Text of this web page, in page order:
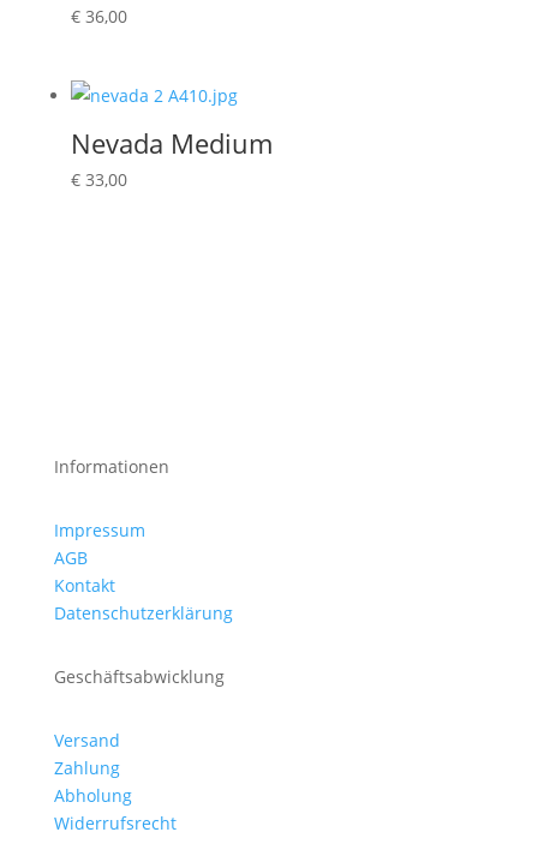
€36,00
Nevada Medium
€33,00
Informationen
Impressum
AGB
Kontakt
Datenschutzerklärung
Geschäftsabwicklung
Versand
Zahlung
Abholung
Widerrufsrecht